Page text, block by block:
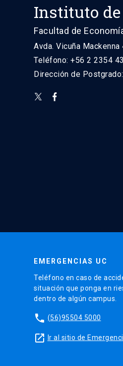
Instituto
Facultad de
Avda. Vicuña
Teléfono: +56 2 2354
Dirección de
EMERGENCIAS UC
Teléfono en caso de
situación que ponga en
dentro de algún campus.
phone (56)95504 5000
launch Ir al sitio de